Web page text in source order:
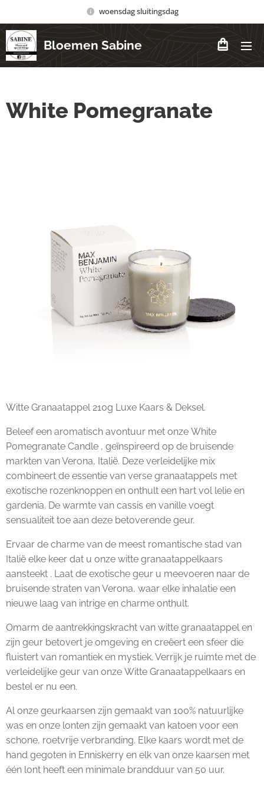
woensdag sluitingsdag
Bloemen Sabine
White Pomegranate
Witte Granaatappel 210g Luxe Kaars & Deksel.
Beleef een aromatisch avontuur met onze White
Pomegranate Candle , geïnspireerd op de bruisende
markten van Verona, Italië. Deze verleidelijke mix
combineert de essentie van verse granaatappels met
exotische rozenknoppen en onthult een hart vol lelie en
gardenia. De warmte van cassis en vanille voegt
sensualiteit toe aan deze betoverende geur.
Ervaar de charme van de meest romantische stad van
Italië elke keer dat u onze witte granaatappelkaars
aansteekt . Laat de exotische geur u meevoeren naar de
bruisende straten van Verona, waar elke inhalatie een
nieuwe laag van intrige en charme onthult.
Omarm de aantrekkingskracht van witte granaatappelen
zijn geur betovert je omgeving en creëert een sfeer die
fluistert van romantiek en mystiek. Verrijk je ruimte met de
verleidelijke geur van onze Witte Granaatappelkaars en
bestel er nu een.
Al onze geurkaarsen zijn gemaakt van 100% natuurlijke
was en onze lonten zijn gemaakt van katoen voor een
schone, roetvrije verbranding. Elke kaars wordt met de
hand gegoten in Enniskerry en elk van onze kaarsen met
één lont heeft een minimale brandduur van 50 uur.